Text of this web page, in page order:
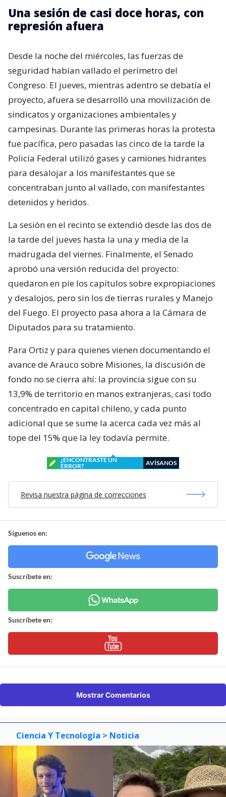
Una sesión de casi doce horas, con
represión afuera
Desde la noche del miércoles, las fuerzas de
seguridad habían vallado el perímetro del
Congreso. El jueves, mientras adentro se debatía el
proyecto, afuera se desarrolló una movilización de
sindicatos y organizaciones ambientales y
campesinas. Durante las primeras horas la protesta
fue pacífica, pero pasadas las cinco de la tarde la
Policía Federal utilizó gases y camiones hidrantes
para desalojar a los manifestantes que se
concentraban junto al vallado, con manifestantes
detenidos y heridos.
La sesión en el recinto se extendió desde las dos de
la tarde del jueves hasta la una y media de la
madrugada del viernes. Finalmente, el Senado
aprobó una versión reducida del proyecto:
quedaron en pie los capítulos sobre expropiaciones
y desalojos, pero sin los de tierras rurales y Manejo
del Fuego. El proyecto pasa ahora a la Cámara de
Diputados para su tratamiento.
Para Ortiz y para quienes vienen documentando el
avance de Arauco sobre Misiones, la discusión de
fondo no se cierra ahí: la provincia sigue con su
13,9% de territorio en manos extranjeras, casi todo
concentrado en capital chileno, y cada punto
adicional que se sume la acerca cada vez más al
tope del 15% que la ley todavía permite.
¿ENCONTRASTE UN
ERROR?
AVÍSANOS
Revisa nuestra página de correcciones
Síguenos en:
Suscríbete en:
Suscríbete en:
Mostrar Comentarios
Ciencia Y Tecnología > Noticia